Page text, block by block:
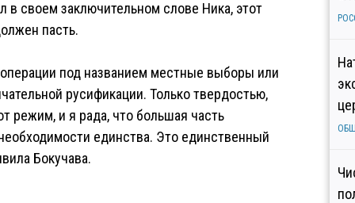
в своем заключительном слове Ника, этот
пасть.
под названием местные выборы или
русификации. Только твердостью,
режим, и я рада, что большая часть
единства. Это единственный
Бокучава.